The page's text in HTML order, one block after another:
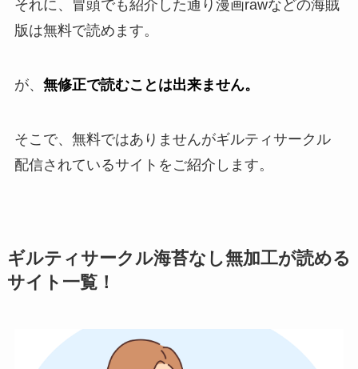
それに、冒頭でも紹介した通り漫画rawなどの海賊
版は無料で読めます。
が、 無修正で読むことは出来ません。
そこで、無料ではありませんがギルティサークル
配信されているサイトをご紹介します。
ギルティサークル海苔なし無加工が読める
サイト一覧！